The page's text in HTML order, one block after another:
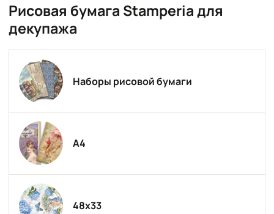
Рисовая бумага Stamperia для
декупажа
Наборы рисовой бумаги
А4
48х33